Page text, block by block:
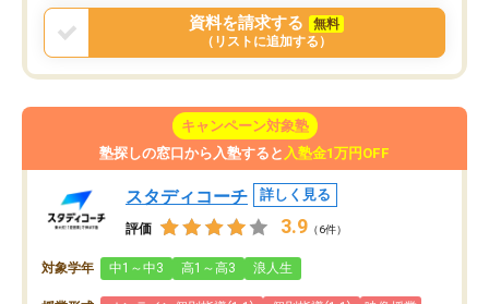
資料を請求する
無料
（リストに追加する）
キャンペーン対象塾
塾探しの窓口から入塾すると 入塾金1万円OFF
スタディコーチ 詳しく見る
評価 3.9 （6件）
対象学年 中1～中3 高1～高3 浪人生